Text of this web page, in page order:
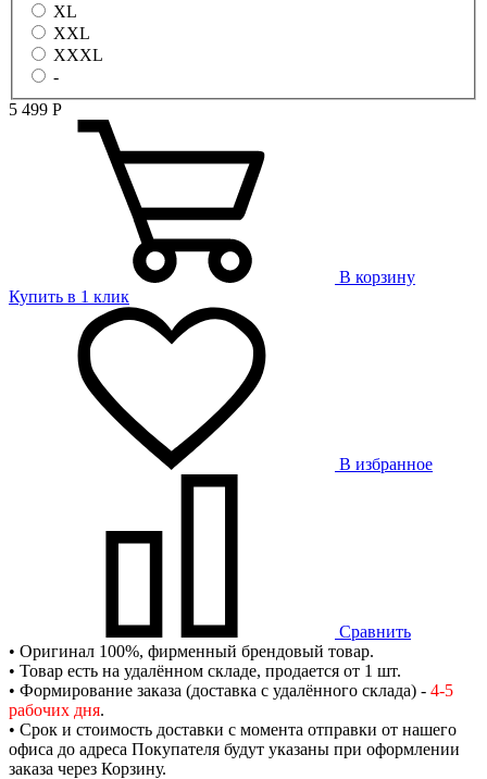
XL
XXL
XXXL
-
5 499 Р
В корзину
Купить в 1 клик
В избранное
Сравнить
• Оригинал 100%, фирменный брендовый товар.
• Товар есть на удалённом складе, продается от 1 шт.
• Формирование заказа (доставка с удалённого склада) - 4-5
рабочих дня.
• Срок и стоимость доставки с момента отправки от нашего
офиса до адреса Покупателя будут указаны при оформлении
заказа через Корзину.